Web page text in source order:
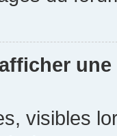
visibles